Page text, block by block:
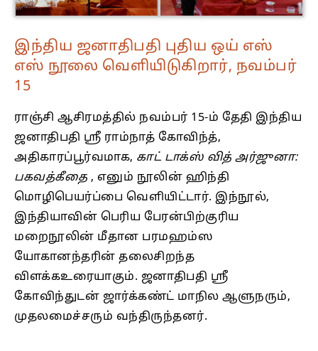
இந்திய ஜனாதிபதி புதிய ஒய் எஸ்
எஸ் நூலை வெளியிடுகிறார், நவம்பர்
15
ராஞ்சி ஆசிரமத்தில் நவம்பர் 15-ம் தேதி இந்திய
ஜனாதிபதி ஸ்ரீ ராம்நாத் கோவிந்த்,
அதிகாரப்பூர்வமாக, காட் டாக்ஸ் வித் அர்ஜுனா:
பகவத்கீதை , எனும் நூலின் ஹிந்தி
மொழிபெயர்ப்பை வெளியிட்டார். இந்நூல்,
இந்தியாவின் பெரிய பேரன்பிற்குரிய
மறைநூலின் மீதான பரமஹம்ஸ
யோகானந்தரின் தலைசிறந்த
விளக்கஉரையாகும். ஜனாதிபதி ஸ்ரீ
கோவிந்துடன் ஜார்க்கண்ட் மாநில ஆளுநரும்,
முதலமைச்சரும் வந்திருந்தனர்.